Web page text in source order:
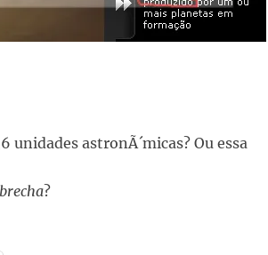
astronÃ´micas? Ou essa
brecha?